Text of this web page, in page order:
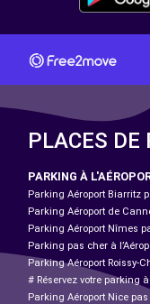
PLACES DE
PARKING À
Parking Aéroport Biarritz
Parking Aéroport de
Parking Aéroport Nîmes
Parking pas cher à
Parking Aéroport Roissy-
# Réservez votre parking
Parking Aéroport Nice